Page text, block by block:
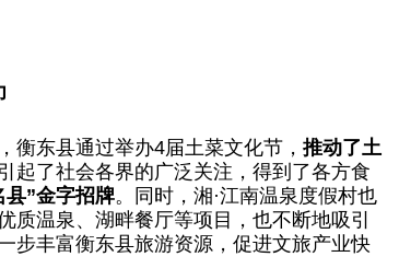
衡东县通过举办4届土菜文化节， 推动了土
引起了社会各界的广泛关注，得到了各方食
县”金字招牌。同时，湘·江南温泉度假村也
质温泉、湖畔餐厅等项目，也不断地吸引
步丰富衡东县旅游资源，促进文旅产业快